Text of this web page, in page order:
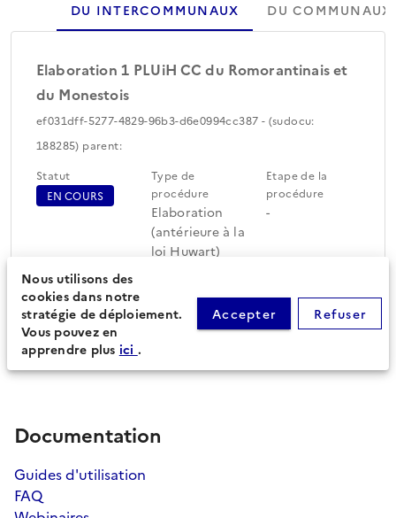
DU INTERCOMMUNAUX DU COMMUNAUX
Elaboration 1 PLUiH CC du Romorantinais et
du Monestois
ef031dff-5277-4829-96b3-d6e0994cc387 - (sudocu:
188285) parent:
Statut
EN COURS
Type de
procédure
Elaboration
(antérieure à la
loi Huwart)
Etape de la
procédure
-
Périmètre du document
d'urbanisme (16)
Feuille de route
Documentation
Guides d'utilisation
FAQ
Nous utilisons des
cookies dans notre
stratégie de déploiement.
Vous pouvez en
apprendre plus ici .
Accepter Refuser